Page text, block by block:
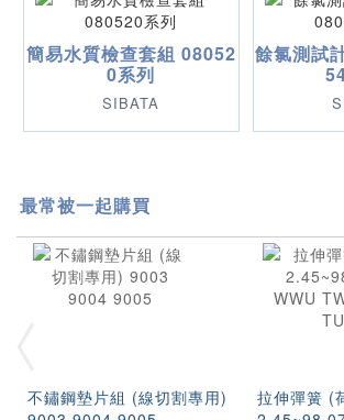
簡易水質檢查套組 08052
0系列
SIBATA
餘氯測試
最常被一起購買
不鏽鋼墊片組 (線切割專用)
拉伸彈簧 (